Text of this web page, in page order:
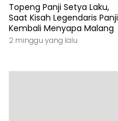
Topeng Panji Setya Laku,
Saat Kisah Legendaris Panji
Kembali Menyapa Malang
2 minggu yang lalu